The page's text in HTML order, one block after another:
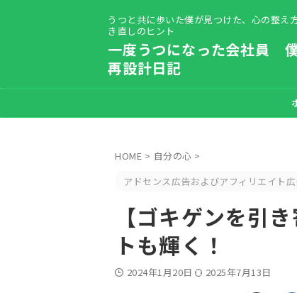
うつと共に歩いた僕が見つけた、心の整え
き直しのヒント
一度うつになった会社員
再設計日記
自己紹介-
HOME > 自分の心 >
アドセンス広告およびアフィリエイト
【ゴキゲンを引
トも輝く！
2024年1月20日 2025年7月13日